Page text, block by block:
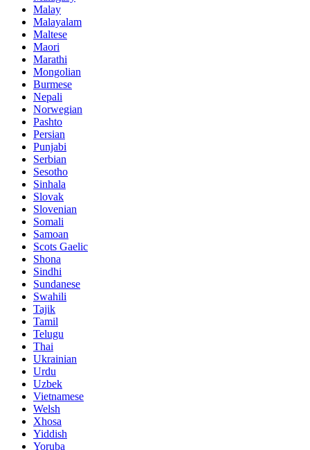
Malay
Malayalam
Maltese
Maori
Marathi
Mongolian
Burmese
Nepali
Norwegian
Pashto
Persian
Punjabi
Serbian
Sesotho
Sinhala
Slovak
Slovenian
Somali
Samoan
Scots Gaelic
Shona
Sindhi
Sundanese
Swahili
Tajik
Tamil
Telugu
Thai
Ukrainian
Urdu
Uzbek
Vietnamese
Welsh
Xhosa
Yiddish
Yoruba